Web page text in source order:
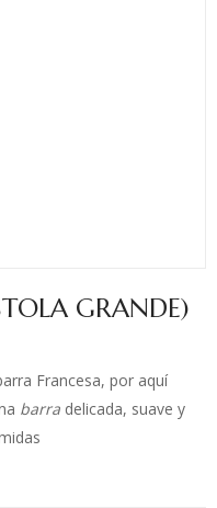
GRANDE)
Francesa, por aquí
barra delicada, suave y